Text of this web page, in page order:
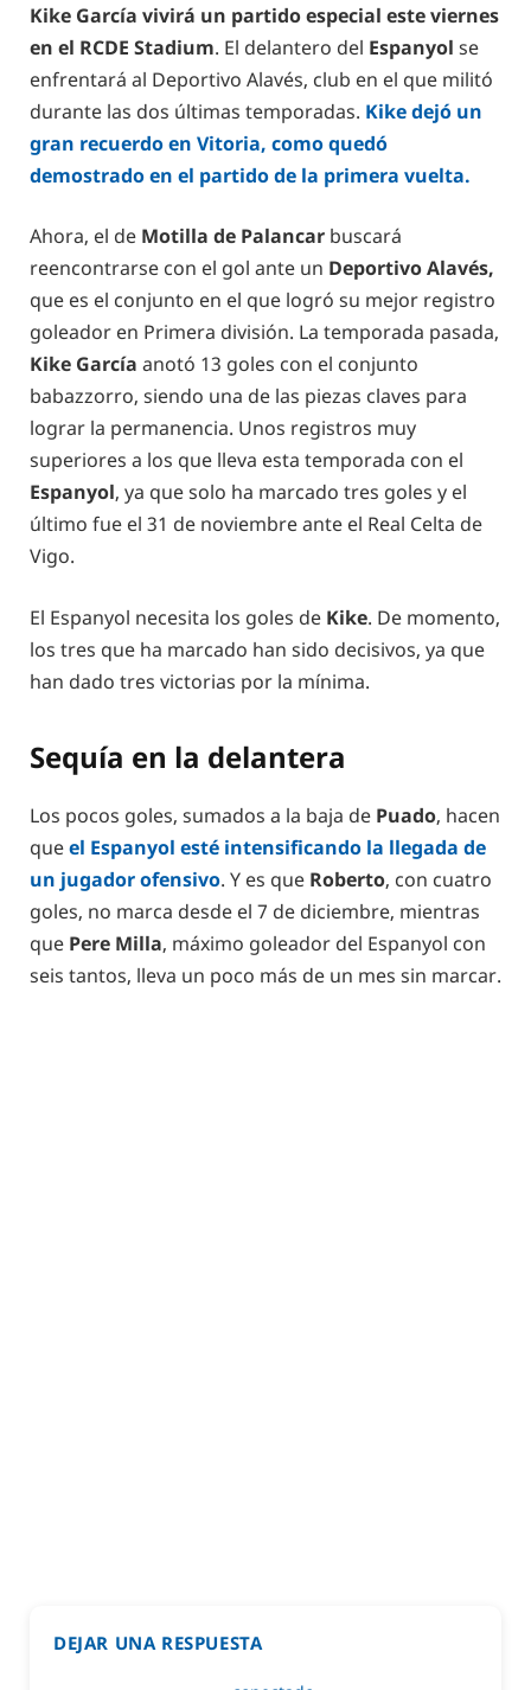
Kike García vivirá un partido especial este viernes
en el RCDE Stadium. El delantero del Espanyol se
enfrentará al Deportivo Alavés, club en el que militó
durante las dos últimas temporadas. Kike dejó un
gran recuerdo en Vitoria, como quedó
demostrado en el partido de la primera vuelta.
Ahora, el de Motilla de Palancar buscará
reencontrarse con el gol ante un Deportivo Alavés,
que es el conjunto en el que logró su mejor registro
goleador en Primera división. La temporada pasada,
Kike García anotó 13 goles con el conjunto
babazzorro, siendo una de las piezas claves para
lograr la permanencia. Unos registros muy
superiores a los que lleva esta temporada con el
Espanyol, ya que solo ha marcado tres goles y el
último fue el 31 de noviembre ante el Real Celta de
Vigo.
El Espanyol necesita los goles de Kike. De momento,
los tres que ha marcado han sido decisivos, ya que
han dado tres victorias por la mínima.
Sequía en la delantera
Los pocos goles, sumados a la baja de Puado, hacen
queel Espanyol esté intensificando la llegada de
un jugador ofensivo. Y es que Roberto, con cuatro
goles, no marca desde el 7 de diciembre, mientras
que Pere Milla, máximo goleador del Espanyol con
seis tantos, lleva un poco más de un mes sin marcar.
DEJAR UNA RESPUESTA